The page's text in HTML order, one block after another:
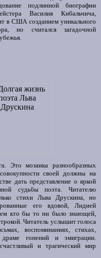
подлинной биографии
Василия Кибальчича,
в США созданием уникального
но считался загадочной
Это мозаика разнообразных
своей должны на
дать представление о яркой
судьбы поэта. Читателю
стихи Льва Друскина, но
его вдовой, Лидией
кто бы то ни было знающей,
Читатель услышит голоса
воспоминаниях, стихах,
гонений и эмиграции.
и трагический мир